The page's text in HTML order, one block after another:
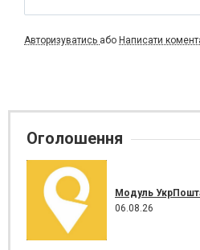
Авторизуватись або Написати
Оголошення
Модуль
06.08.26